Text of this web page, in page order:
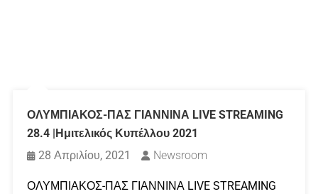
ΟΛΥΜΠΙΑΚΟΣ-ΠΑΣ ΓΙΑΝΝΙΝΑ LIVE STREAMING
28.4 |Ημιτελικός Κυπέλλου 2021
28 Απριλίου, 2021
Newsroom
ΟΛΥΜΠΙΑΚΟΣ-ΠΑΣ ΓΙΑΝΝΙΝΑ LIVE STREAMING